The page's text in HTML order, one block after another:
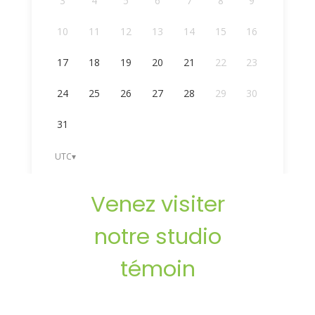
Venez visiter
notre studio
témoin